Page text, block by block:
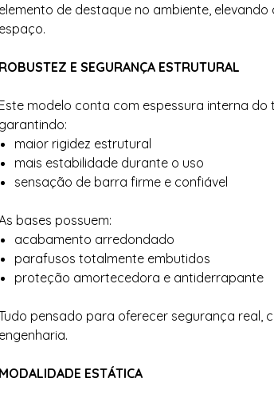
elemento de destaque no ambiente, elevando
espaço.
ROBUSTEZ E SEGURANÇA ESTRUTURAL
Este modelo conta com espessura interna do
garantindo:
maior rigidez estrutural
mais estabilidade durante o uso
sensação de barra firme e confiável
bases possuem:
acabamento arredondado
parafusos totalmente embutidos
proteção amortecedora e antiderrapante
pensado para oferecer segurança real,
engenharia.
MODALIDADE ESTÁTICA